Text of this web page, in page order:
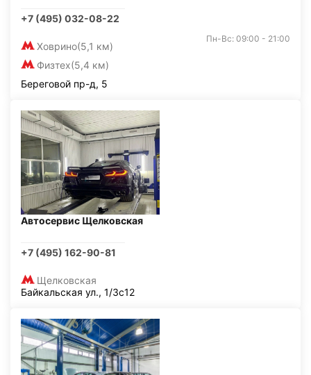
+7 (495) 032-08-22
Ховрино(5,1 км)
Физтех(5,4 км)
Пн-Вс: 09:00 - 21:00
Береговой пр-д, 5
Автосервис Щелковская
+7 (495) 162-90-81
Щелковская
Байкальская ул., 1/3с12